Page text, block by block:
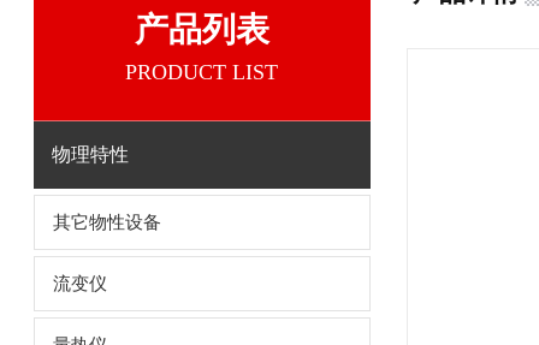
产品列表
PRODUCT LIST
物理特性
其它物性设备
流变仪